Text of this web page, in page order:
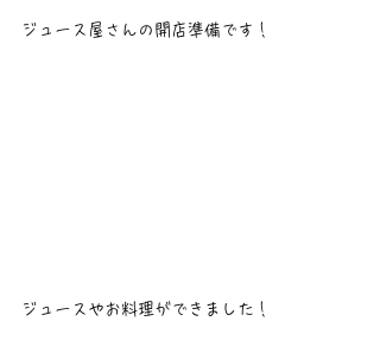
ジュース屋さんの開店準備です！
ジュースやお料理ができました！